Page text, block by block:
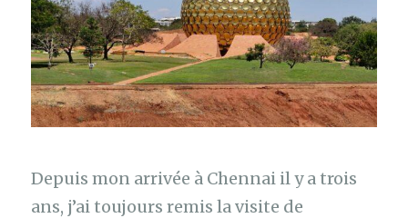
Depuis mon arrivée à Chennai il y a trois
ans, j’ai toujours remis la visite de